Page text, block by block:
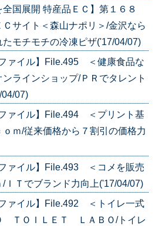
全国展開 特産品ＥＣ】第１６８
サイト＜森山ナポリ＞/金沢なら
モチモチの冷凍ピザ('17/04/07)
ァイル】File.495 ＜健康食品な
ラインショップ/ＰＲでタレント
07)
ァイル】File.494 ＜プリント基
ｍ/従来価格から７割引の価格力
ァイル】File.493 ＜コメを販売
/ＩＴでブランド力向上('17/04/07)
ァイル】File.492 ＜トイレ一式
ＴＯＩＬＥＴ ＬＡＢＯ/トイレ